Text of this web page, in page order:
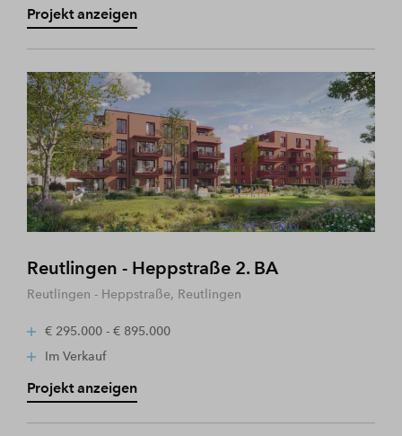
Projekt anzeigen
Reutlingen - Heppstraße 2. BA
Reutlingen - Heppstraße, Reutlingen
€ 295.000 - € 895.000
Im Verkauf
Projekt anzeigen